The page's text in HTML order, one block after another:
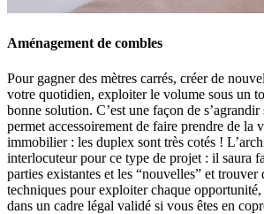
Aménagement de combles
Pour gagner des mètres carrés, créer de
votre quotidien, exploiter le volume sous un
bonne solution. C’est une façon de s’agrandir
permet accessoirement de faire prendre de la
immobilier : les duplex sont très cotés !
interlocuteur pour ce type de projet : il saura
parties existantes et les “nouvelles” et trouver
techniques pour exploiter chaque opportunité,
dans un cadre légal validé si vous êtes en